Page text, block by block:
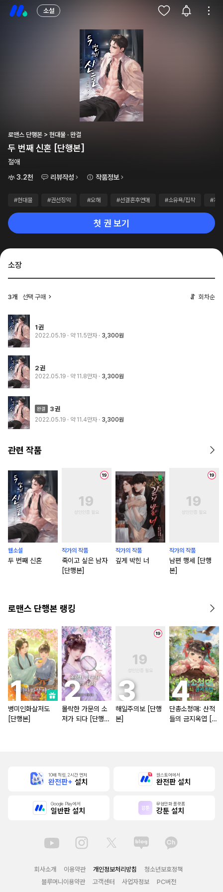
소설
로맨스 단행본 > 현대물 · 완결
두 번째 신혼 [단행본]
절애
3.2천
리뷰작성 작품정보
#현대물 #권선징악 #오해 #선결혼후연애 #소유욕/집착 #재
첫 권 보기
소장
3개 선택 구매 회차순
1권
2022.05.19 · 약 11.5만자 3,300원
2권
2022.05.19 · 약 11.8만자 3,300원
3권
2022.05.19 · 약 11.4만자 3,300원
관련 작품
웹소설
두 번째 신혼
작가의 작품
죽이고 싶은 남자
[단행본]
작가의 작품
깊게 박힌 너
작가의 작품
남편 행세 [단행
본]
로맨스 단행본 랭킹
병미인화살저도
[단행본]
몰락한 가문의 소
저가 되다 [단행
해일주의보 [단행
본]
단총소청매: 산적
들의 금지옥엽 [단
10배 적립, 2시간 먼저
완전판+ 설치
원스토어에서
완전판 설치
Google Play에서
일반판 설치
무협만화 플랫폼
강툰 설치
회사소개 이용약관 개인정보처리방침
청소년보호정책
블루머니이용약관
고객센터 사업자정보 PC버전